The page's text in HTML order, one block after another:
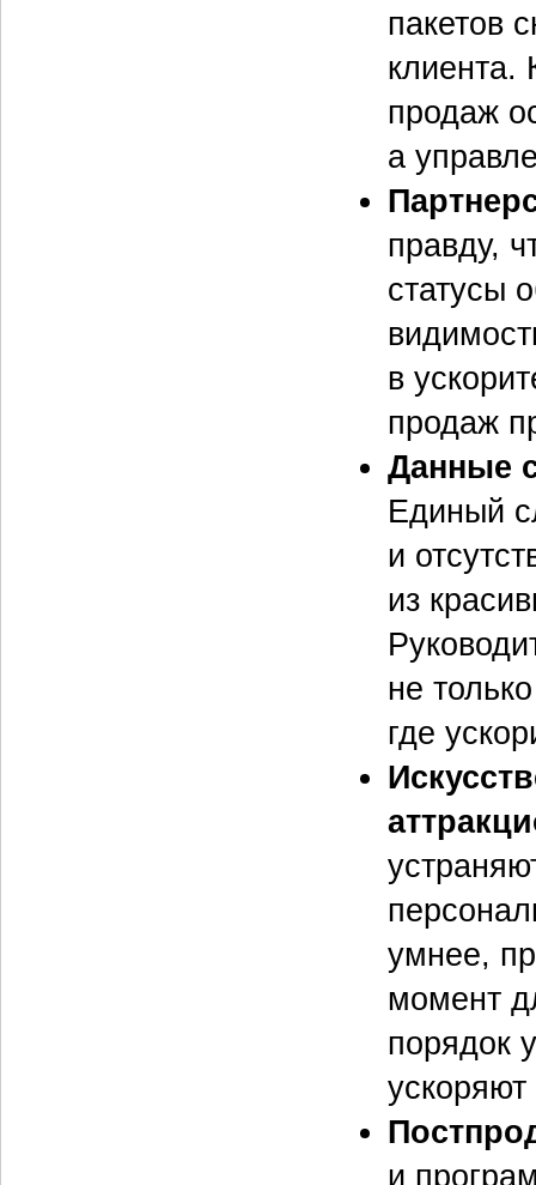
пакетов
клиента.
продаж
а
правду,
статусы
в
продаж
Данные
Единый
и
из
не
где
умнее,
момент
порядок
и